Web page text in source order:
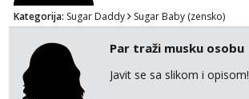
Kategorija: Sugar Daddy Sugar Baby (zensko)
Par traži musku osobu
Javit se sa slikom i opisom!